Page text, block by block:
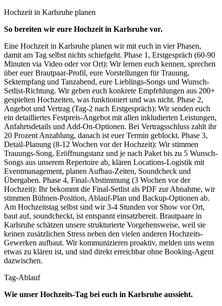
Hochzeit in Karlsruhe planen
So bereiten wir eure Hochzeit in Karlsruhe vor.
Eine Hochzeit in Karlsruhe planen wir mit euch in vier Phasen,
damit am Tag selbst nichts schiefgeht. Phase 1, Erstgespräch (60-90
Minuten via Video oder vor Ort): Wir lernen euch kennen, sprechen
über euer Brautpaar-Profil, eure Vorstellungen für Trauung,
Sektempfang und Tanzabend, eure Lieblings-Songs und Wunsch-
Setlist-Richtung. Wir geben euch konkrete Empfehlungen aus 200+
gespielten Hochzeiten, was funktioniert und was nicht. Phase 2,
Angebot und Vertrag (Tag-2 nach Erstgespräch): Wir senden euch
ein detailliertes Festpreis-Angebot mit allen inkludierten Leistungen,
Anfahrtsdetails und Add-On-Optionen. Bei Vertragsschluss zahlt ihr
20 Prozent Anzahlung, danach ist euer Termin geblockt. Phase 3,
Detail-Planung (8-12 Wochen vor der Hochzeit): Wir stimmen
Trauungs-Song, Eröffnungstanz und je nach Paket bis zu 5 Wunsch-
Songs aus unserem Repertoire ab, klären Locations-Logistik mit
Eventmanagement, planen Aufbau-Zeiten, Soundcheck und
Übergaben. Phase 4, Final-Abstimmung (3 Wochen vor der
Hochzeit): Ihr bekommt die Final-Setlist als PDF zur Abnahme, wir
stimmen Bühnen-Position, Ablauf-Plan und Backup-Optionen ab.
Am Hochzeitstag selbst sind wir 3-4 Stunden vor Show vor Ort,
baut auf, soundcheckt, ist entspannt einsatzbereit. Brautpaare in
Karlsruhe schätzen unsere strukturierte Vorgehensweise, weil sie
keinen zusätzlichen Stress neben den vielen anderen Hochzeits-
Gewerken aufbaut. Wir kommunizieren proaktiv, melden uns wenn
etwas zu klären ist, und sind direkt erreichbar ohne Booking-Agent
dazwischen.
Tag-Ablauf
Wie unser Hochzeits-Tag bei euch in Karlsruhe aussieht.